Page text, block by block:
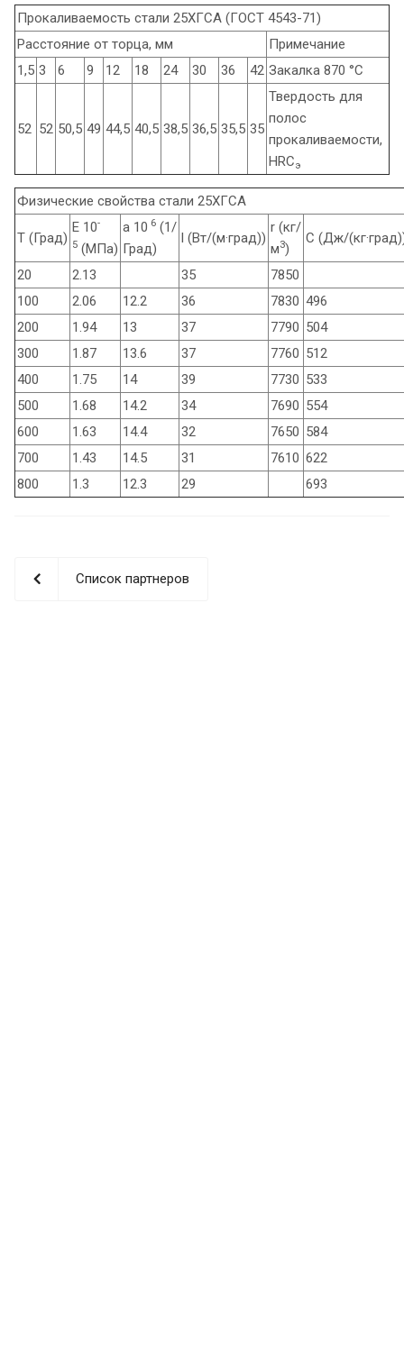
Прокаливаемость стали 25ХГСА (ГОСТ 4543-71)
Расстояние от торца, мм
Примечание
1,5 3 6 9 12 18 24 30 36 42 Закалка 870 °С
52 52 50,5 49 44,5 40,5 38,5 36,5 35,5 35
Твердость для
полос
прокаливаемости,
HRCэ
Физические свойства стали 25ХГСА
T (Град)
E 10-
5 (МПа)
a 10 6 (1/
Град)
l (Вт/(м·град))
r (кг/
м3)
C (Дж/
20 2.13 35
7850
100
2.06 12.2 36 7830 496
200
1.94 13 37 7790 504
300
1.87 13.6 37 7760 512
400
1.75 14 39 7730 533
500
1.68 14.2 34 7690 554
600
1.63 14.4 32 7650 584
700
1.43 14.5 31 7610 622
800
1.3 12.3 29 693
Список партнеров